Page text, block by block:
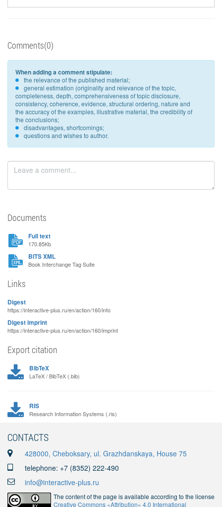
Comments(0)
When adding a comment stipulate:
the relevance of the published material;
general estimation (originality and relevance of the topic,
completeness, depth, comprehensiveness of topic disclosure,
consistency, coherence, evidence, structural ordering, nature and
the accuracy of the examples, illustrative material, the credibility of
the conclusions;
disadvantages, shortcomings;
questions and wishes to author.
Documents
Full text
170.85Kb
BITS XML
Book Interchange Tag Suite
Links
Digest
https://interactive-plus.ru/en/action/160/info
Digest imprint
https://interactive-plus.ru/en/action/160/imprint
Export citation
BibTeX
LaTeX / BibTeX (.bib)
RIS
Research Information Systems (.ris)
CONTACTS
428000, Cheboksary, ul. Grazhdanskaya, House 75
telephone: +7 (8352) 222-490
info@interactive-plus.ru
The content of the page is available according to the license
Creative Commons «Attribution» 4.0 International